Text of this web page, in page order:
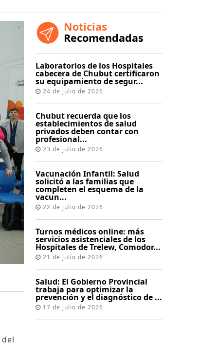
Noticias
Recomendadas
Laboratorios de los Hospitales
cabecera de Chubut certificaron
su equipamiento de segur...
24 de julio de 2026
Chubut recuerda que los
establecimientos de salud
privados deben contar con
profesional...
23 de julio de 2026
Vacunación Infantil: Salud
solicitó a las familias que
completen el esquema de la
vacun...
22 de julio de 2026
Turnos médicos online: más
servicios asistenciales de los
Hospitales de Trelew, Comodor...
21 de julio de 2026
Salud: El Gobierno Provincial
trabaja para optimizar la
prevención y el diagnóstico de ...
17 de julio de 2026